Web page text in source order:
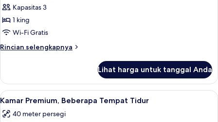
Suite,
1
Tempat
King
Kapasitas 3
1 king
Wi-Fi Gratis
Rincian selengkapnya
Rincian
Suite,
Tempat
King
Lihat harga untuk tanggal Anda
Lihat
semua
foto
Kamar Premium, Beberapa Tempat
4
Kamar Premium, Beberapa Tempat Tidur
40 meter persegi